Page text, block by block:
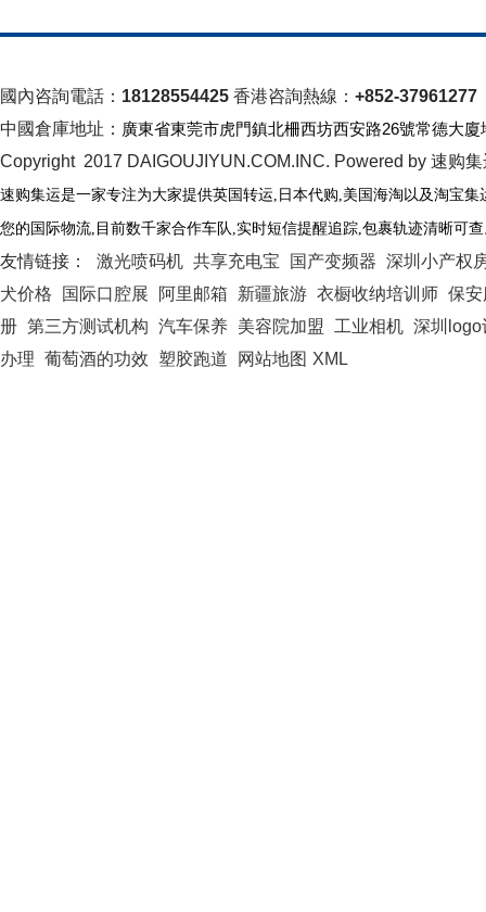
國內咨詢電話： 18128554425 香港咨詢熱線： +852-37961277
中國倉庫地址： 廣東省東莞市虎門鎮北柵西坊西安路26號常德大
Copyright 2017 DAIGOUJIYUN.COM.INC. Powered by 速购
速购集运是一家专注为大家提供英国转运,日本代购,美国海淘以及淘宝集
您的国际物流, 目前数千家合作车队,实时短信提醒追踪,包裹轨迹清晰可
友情链接： 激光喷码机 共享充电宝 国产变频器 深圳小产权
犬价格
国际口腔展 阿里邮箱 新疆旅游 衣橱收纳培训师 保
册 第三方测试机构 汽车保养 美容院加盟 工业相机 深圳logo
办理 葡萄酒的功效 塑胶跑道 网站地图 XML